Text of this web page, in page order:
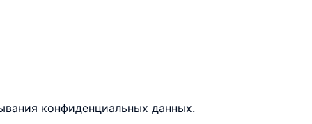
конфиденциальных данных.